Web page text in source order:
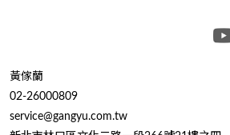
黃傢蘭
02-26000809
service@gangyu.com.tw